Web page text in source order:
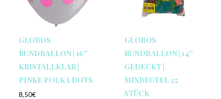
GLOBOS
RUNDBALLON | 16″
KRISTALLKLAR |
PINKE POLKA DOTS
8,50€
GLOBOS
RUNDBALLON | 14″
GEDECKT |
MIXBEUTEL 25
STÜCK